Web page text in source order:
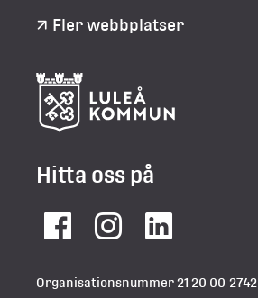
Fler webbplatser
Hitta oss på
FacebookInstagramLinkedIn
Organisationsnummer 21 20 00-2742